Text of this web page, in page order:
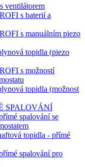
ventilátorem
s baterií a
s manuálním piezo
topidla (piezo
s možností
topidla (možnost
SPALOVÁNÍ
spalování se
topidla - přímé
spalování pro